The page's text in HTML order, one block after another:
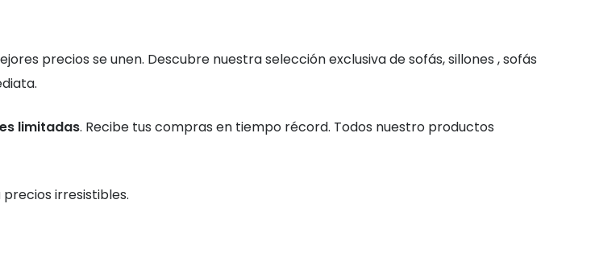
precios se unen. Descubre nuestra selección exclusiva de sofás, sillones , sofás
limitadas. Recibe tus compras en tiempo récord. Todos nuestro productos
irresistibles.